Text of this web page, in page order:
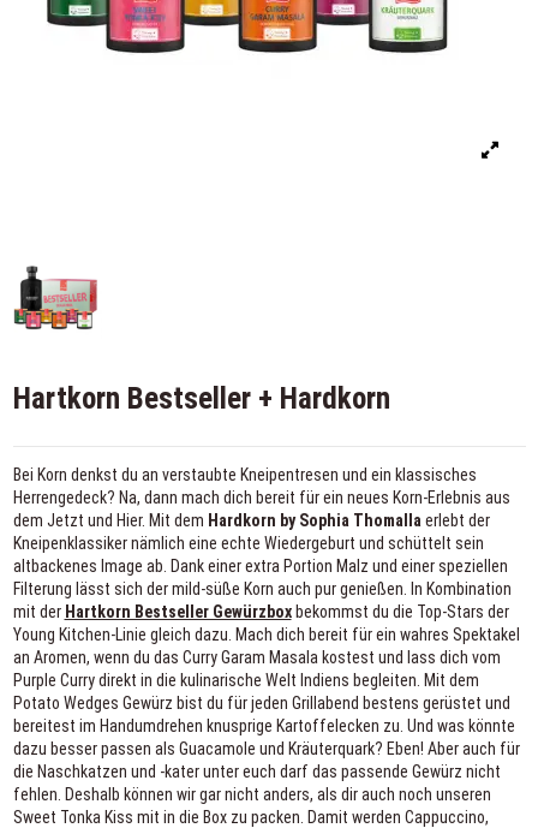
Hartkorn Bestseller + Hardkorn
Bei Korn denkst du an verstaubte Kneipentresen und ein klassisches
Herrengedeck? Na, dann mach dich bereit für ein neues Korn-Erlebnis aus
dem Jetzt und Hier. Mit dem Hardkorn by Sophia Thomalla erlebt der
Kneipenklassiker nämlich eine echte Wiedergeburt und schüttelt sein
altbackenes Image ab. Dank einer extra Portion Malz und einer speziellen
Filterung lässt sich der mild-süße Korn auch pur genießen. In Kombination
mit der Hartkorn Bestseller Gewürzboxbekommst du die Top-Stars der
Young Kitchen-Linie gleich dazu. Mach dich bereit für ein wahres Spektakel
an Aromen, wenn du das Curry Garam Masala kostest und lass dich vom
Purple Curry direkt in die kulinarische Welt Indiens begleiten. Mit dem
Potato Wedges Gewürz bist du für jeden Grillabend bestens gerüstet und
bereitest im Handumdrehen knusprige Kartoffelecken zu. Und was könnte
dazu besser passen als Guacamole und Kräuterquark? Eben! Aber auch für
die Naschkatzen und -kater unter euch darf das passende Gewürz nicht
fehlen. Deshalb können wir gar nicht anders, als dir auch noch unseren
Sweet Tonka Kiss mit in die Box zu packen. Damit werden Cappuccino,